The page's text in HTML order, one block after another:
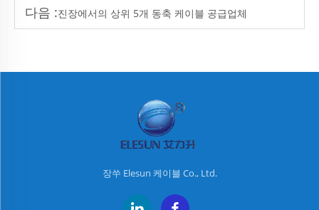
다음 :진장에서의 상위 5개 동축 케이블 공급업체
장쑤 Elesun 케이블 Co., Ltd.